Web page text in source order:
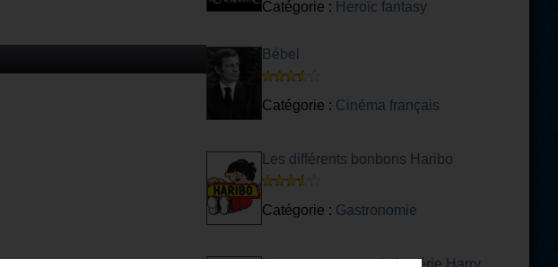
Catégorie : Heroïc fantasy
Bébel
Catégorie : Cinéma français
Les différents bonbons Haribo
Catégorie : Gastronomie
Les personnages de la série Harry